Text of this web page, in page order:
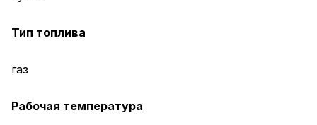
Тип топлива
газ
Рабочая температура